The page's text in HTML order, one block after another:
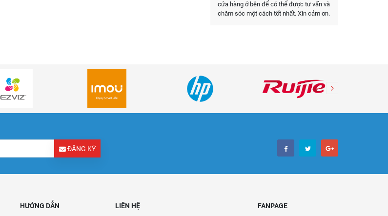
cửa hàng ở bên để có thể được tư vấn và
chăm sóc một cách tốt nhất. Xin cảm ơn.
ĐĂNG KÝ
HƯỚNG DẪN LIÊN HỆ FANPAGE